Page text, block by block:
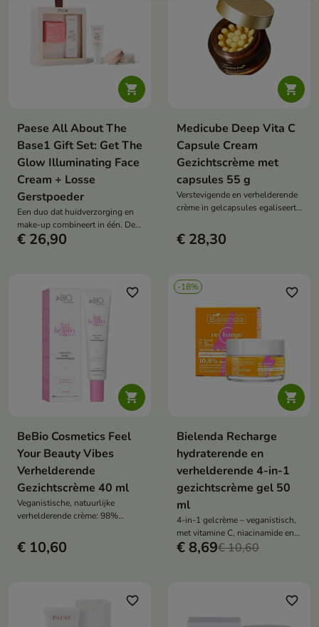
finish. De elegante verpakking
maakt de set een perfect cadeau
voor iedereen die van natuurlijke
schoonheid en ego frisse look

Paese All About The
Base1 Gift Set: Get The
Glow Illuminating Face
Cream + Losse
Gerstpoeder
Een duo dat huidverzorging en
make-up combineert in één. De
elegante verpakking maakt deze
luxe dagelijks
huidverzorgingsritueel.
€ 26,90

Medicube Deep Vita C
Capsule Cream
Gezichtscrème met
capsules 55 g
Verstevigende en verhelderende
crème in gelcapsules egaliseert
collageensynthese, hydrateert
en maakt glad
€ 28,30

favorite_border
BeBio Cosmetics Feel
Your Beauty Vibes
Verhelderende
Gezichtscrème 40 ml
Veganistische, natuurlijke
verhelderende crème: 98%
co-enzym Q10 , abrikozenolie.
Direct glow , hydraterend, egale
€ 10,60
-18%

favorite_border
Bielenda Recharge
hydraterende en
verhelderende 4-in-1
gezichtscrème gel 50
ml
4-in-1 gelcrème – veganistisch,
met vitamine C, niacinamide en
bioactief mandarijnwater,
€ 8,69€ 10,60
favorite_border favorite_border